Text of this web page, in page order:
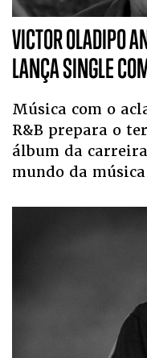
VICTOR OLADIPO
LANÇA SINGLE
Música com o
R&B prepara o
álbum da
mundo da